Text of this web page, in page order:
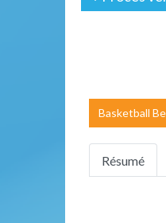
Basketball
Résumé